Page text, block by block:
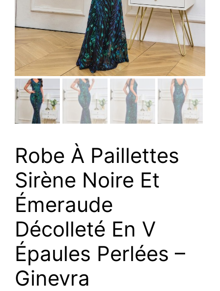
Robe À Paillettes
Sirène Noire Et
Émeraude
Décolleté En V
Épaules Perlées –
Ginevra